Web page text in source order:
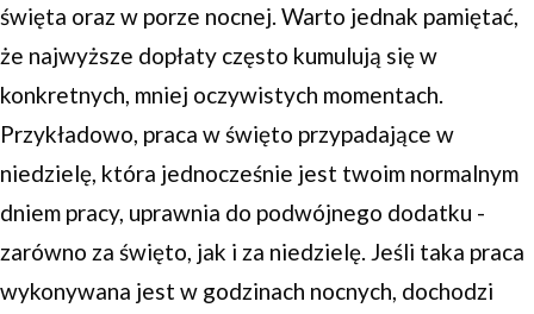
święta oraz w porze nocnej. Warto jednak pamiętać,
że najwyższe dopłaty często kumulują się w
konkretnych, mniej oczywistych momentach.
Przykładowo, praca w święto przypadające w
niedzielę, która jednocześnie jest twoim normalnym
dniem pracy, uprawnia do podwójnego dodatku -
zarówno za święto, jak i za niedzielę. Jeśli taka praca
wykonywana jest w godzinach nocnych, dochodzi